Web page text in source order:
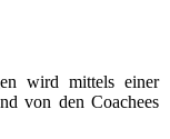
wird mittels einer
von den Coachees